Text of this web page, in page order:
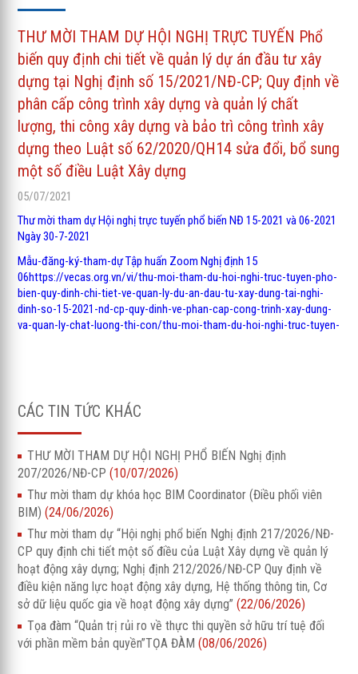
THƯ MỜI THAM DỰ HỘI NGHỊ TRỰC TUYẾN Phổ
biến quy định chi tiết về quản lý dự án đầu tư xây
dựng tại Nghị định số 15/2021/NĐ-CP; Quy định về
phân cấp công trình xây dựng và quản lý chất
lượng, thi công xây dựng và bảo trì công trình xây
dựng theo Luật số 62/2020/QH14 sửa đổi, bổ sung
một số điều Luật Xây dựng
05/07/2021
Thư mời tham dự Hội nghị trực tuyến phổ biến NĐ 15-2021 và 06-2021
Ngày 30-7-2021
Mẫu-đăng-ký-tham-dự Tập huấn Zoom Nghị định 15
06https://vecas.org.vn/vi/thu-moi-tham-du-hoi-nghi-truc-tuyen-pho-
bien-quy-dinh-chi-tiet-ve-quan-ly-du-an-dau-tu-xay-dung-tai-nghi-
dinh-so-15-2021-nd-cp-quy-dinh-ve-phan-cap-cong-trinh-xay-dung-
va-quan-ly-chat-luong-thi-con/thu-moi-tham-du-hoi-nghi-truc-tuyen-
CÁC TIN TỨC KHÁC
THƯ MỜI THAM DỰ HỘI NGHỊ PHỔ BIẾN Nghị định
207/2026/NĐ-CP(10/07/2026)
Thư mời tham dự khóa học BIM Coordinator (Điều phối viên
BIM)(24/06/2026)
Thư mời tham dự “Hội nghị phổ biến Nghị định 217/2026/NĐ-
CP quy định chi tiết một số điều của Luật Xây dựng về quản lý
hoạt động xây dựng; Nghị định 212/2026/NĐ-CP Quy định về
điều kiện năng lực hoạt động xây dựng, Hệ thống thông tin, Cơ
sở dữ liệu quốc gia về hoạt động xây dựng”(22/06/2026)
Tọa đàm “Quản trị rủi ro về thực thi quyền sở hữu trí tuệ đối
với phần mềm bản quyền”TỌA ĐÀM(08/06/2026)